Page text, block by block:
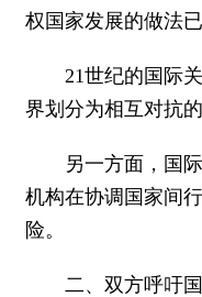
权国家发展的做法已
21世纪的国际
界划分为相互对抗
另一方面，国
机构在协调国家间
险。
二、双方呼吁